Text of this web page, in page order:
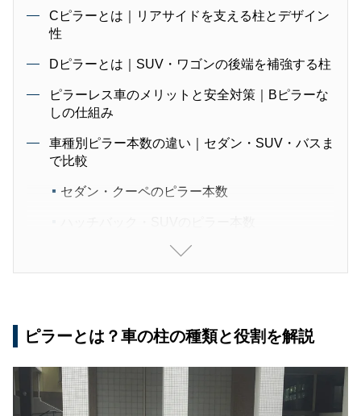
Cピラーとは｜リアサイドを支える柱とデザイン
性
Dピラーとは｜SUV・ワゴンの後端を補強する柱
ピラーレス車のメリットと安全対策｜Bピラーな
しの仕組み
車種別ピラー本数の違い｜セダン・SUV・バスま
で比較
セダン・クーペのピラー本数
ステーションワゴン・ミニバンのピラー本数
ピラー素材の種類と最新技術｜ハイテン鋼・アル
高張力鋼板（ハイテン鋼）ピラー
ピラーとは？車の柱の種類と役割を解説